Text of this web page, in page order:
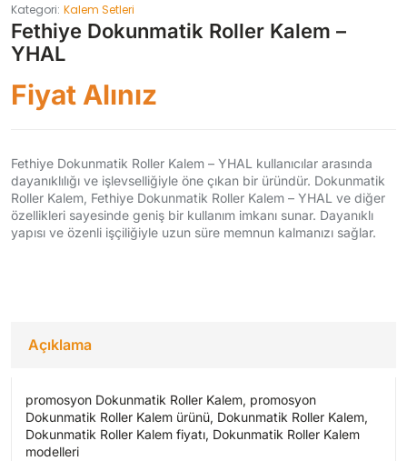
Kategori: Kalem Setleri
Fethiye Dokunmatik Roller Kalem –
YHAL
Fiyat Alınız
Fethiye Dokunmatik Roller Kalem – YHAL kullanıcılar arasında
dayanıklılığı ve işlevselliğiyle öne çıkan bir üründür. Dokunmatik
Roller Kalem, Fethiye Dokunmatik Roller Kalem – YHAL ve diğer
özellikleri sayesinde geniş bir kullanım imkanı sunar. Dayanıklı
yapısı ve özenli işçiliğiyle uzun süre memnun kalmanızı sağlar.
Açıklama
promosyon Dokunmatik Roller Kalem, promosyon
Dokunmatik Roller Kalem ürünü, Dokunmatik Roller Kalem,
Dokunmatik Roller Kalem fiyatı, Dokunmatik Roller Kalem
modelleri